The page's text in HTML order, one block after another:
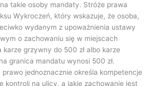
takie osoby mandaty. Stróże prawa
Wykroczeń, który wskazuje, że osoba,
wydanym z upoważnienia ustawy
o zachowaniu się w miejscach
karze grzywny do 500 zł albo karze
granica mandatu wynosi 500 zł.
jednoznacznie określa kompetencje
kontroli na ulicy, a jakie zachowanie jest